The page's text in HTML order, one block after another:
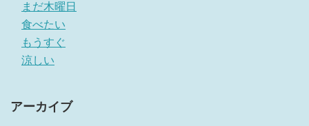
まだ木曜日
食べたい
もうすぐ
涼しい
アーカイブ